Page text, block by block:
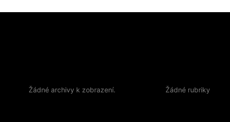
Žádné archivy k zobrazení. Žádné rubriky